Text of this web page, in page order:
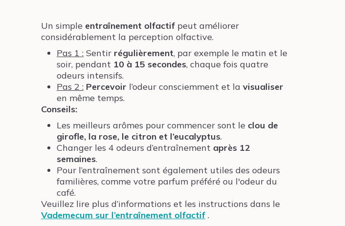
Un simple entraînement olfactif peut améliorer
considérablement la perception olfactive.
Pas 1 : Sentir régulièrement, par exemple le matin et le
soir, pendant 10 à 15 secondes, chaque fois quatre
odeurs intensifs.
Pas 2 : Percevoir l’odeur consciemment et la visualiser
en même temps.
Conseils:
Les meilleurs arômes pour commencer sont le clou de
girofle, la rose, le citron et l’eucalyptus.
Changer les 4 odeurs d’entraînement après 12
semaines.
Pour l’entraînement sont également utiles des odeurs
familières, comme votre parfum préféré ou l'odeur du
café.
Veuillez lire plus d’informations et les instructions dans le
Vademecum sur l’entraînement olfactif .